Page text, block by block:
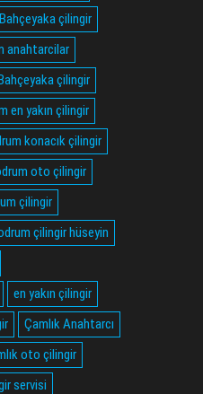
Bahçeyaka çilingir
anahtarcilar
çilingir
en yakın çilingir
konacık çilingir
oto çilingir
çilingir
çilingir hüseyin
en yakın çilingir
Çamlık Anahtarcı
oto çilingir
servisi